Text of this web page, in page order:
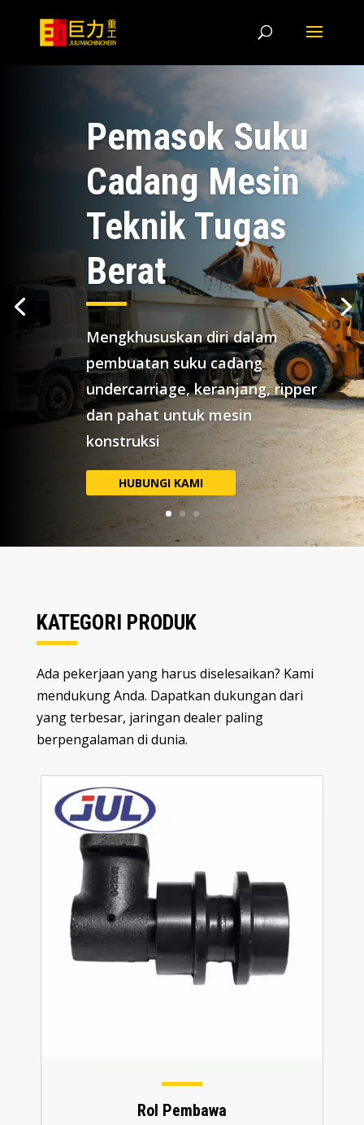
KATEGORI PRODUK
Ada pekerjaan yang harus diselesaikan? Kami
mendukung Anda. Dapatkan dukungan dari
yang terbesar, jaringan dealer paling
berpengalaman di dunia.
Rol Pembawa